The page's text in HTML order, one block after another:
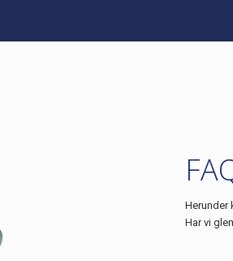
Herunder
Har vi